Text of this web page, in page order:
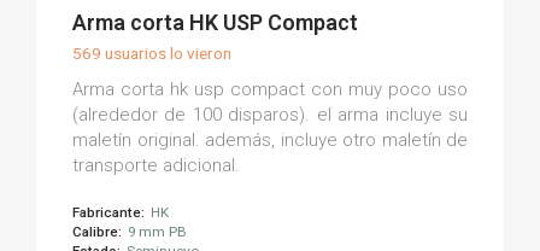
(0)
Arma corta HK USP Compact
569 usuarios lo vieron
Arma corta hk usp compact con muy poco uso
(alrededor de 100 disparos). el arma incluye su
maletín original. además, incluye otro maletín de
transporte adicional.
Fabricante: HK
Calibre: 9 mm PB